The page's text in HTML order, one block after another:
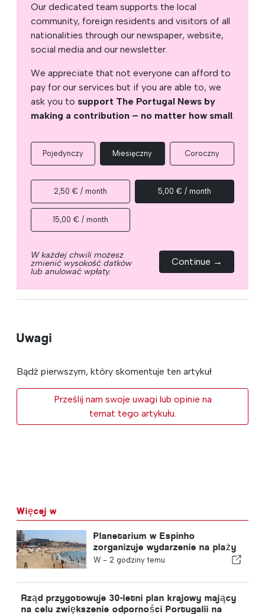
Our dedicated team supports the local
community, foreign residents and visitors of all
nationalities through our newspaper, website,
social media and our newsletter.
We appreciate that not everyone can afford to
pay for our services but if you are able to, we
ask you to support The Portugal News by
making a contribution – no matter how small.
Pojedynczy Miesięczny Coroczny
2,50 € / month 5,00 € / month
15,00 € / month
W każdej chwili możesz
zmienić wysokość datków
lub anulować wpłaty.
Continue →
Uwagi
Bądź pierwszym, który skomentuje ten artykuł
Prześlij nam swoje uwagi lub opinie na
temat tego artykułu.
Więcej w
Planetarium w Espinho
zorganizuje wydarzenie na plaży
Praia da Baía podczas zaćmienia
W - 2 godziny temu
Rząd przygotowuje 30-letni plan krajowy mający
na celu zwiększenie odporności Portugalii na